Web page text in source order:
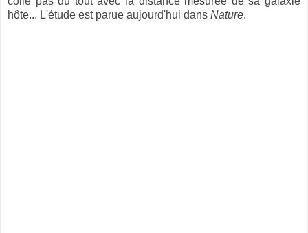
hôte... L'étude est parue aujourd'hui dans Nature.